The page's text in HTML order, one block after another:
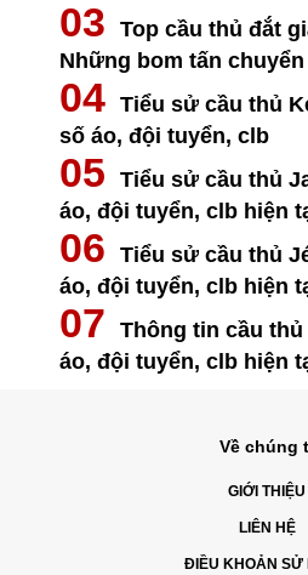
Top cầu thủ đắt
Những bom tấn
Tiểu sử cầu thủ
số áo, đội tuyển, clb
Tiểu sử cầu thủ
áo, đội tuyển, clb hiện
Tiểu sử cầu thủ
áo, đội tuyển, clb hiện
Thông tin cầu
áo, đội tuyển, clb hiện
Về chúng
GIỚI THIỆU
LIÊN HỆ
ĐIỀU KHOẢN SỬ